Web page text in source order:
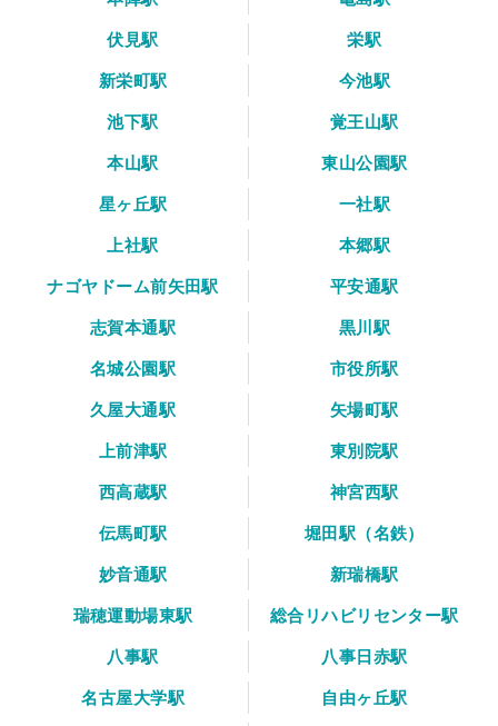
伏見駅
栄駅
新栄町駅
今池駅
池下駅
覚王山駅
本山駅
東山公園駅
星ヶ丘駅
一社駅
上社駅
本郷駅
ナゴヤドーム前矢田駅
平安通駅
志賀本通駅
黒川駅
名城公園駅
市役所駅
久屋大通駅
矢場町駅
上前津駅
東別院駅
西高蔵駅
神宮西駅
伝馬町駅
堀田駅（名鉄）
妙音通駅
新瑞橋駅
瑞穂運動場東駅
総合リハビリセンター駅
八事駅
八事日赤駅
名古屋大学駅
自由ヶ丘駅